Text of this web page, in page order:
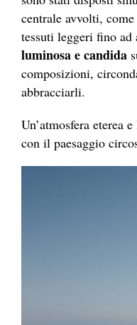
centrale avvolti,
tessuti leggeri fino ad
luminosa e candida
composizioni,
abbracciarli.
Un’atmosfera eterea
con il paesaggio